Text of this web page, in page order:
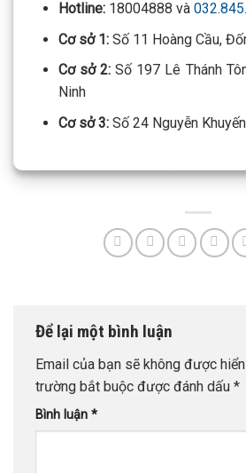
Hotline:18004888 và
Cơ sở 1: Số 11 Hoàng Cầu,
Cơ sở 2: Số 197 Lê Thánh
Ninh
Cơ sở 3:Số 24 Nguyễn
Để lại một bình luận
Email của bạn sẽ không được
trường bắt buộc được đánh dấu *
Bình luận *